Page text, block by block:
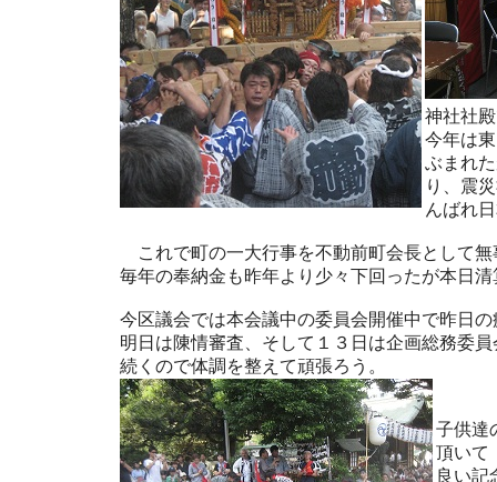
神社社
今年は
ぶまれ
り、震
んばれ
これで町の一大行事を不動前町会長として無
毎年の奉納金も昨年より少々下回ったが本日
今区議会では本会議中の委員会開催中で昨日
明日は陳情審査、そして１３日は企画総務委
続くので体調を整えて頑張ろう。
子供達
頂いて
良い記